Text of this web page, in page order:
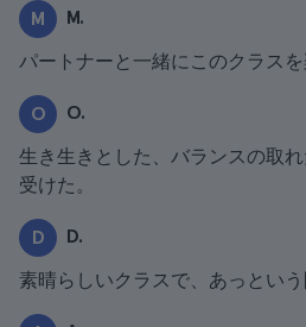
M M.
パートナーと一緒にこのクラスを
O O.
生き生きとした、バランスの取
受けた。
D D.
素晴らしいクラスで、あっという